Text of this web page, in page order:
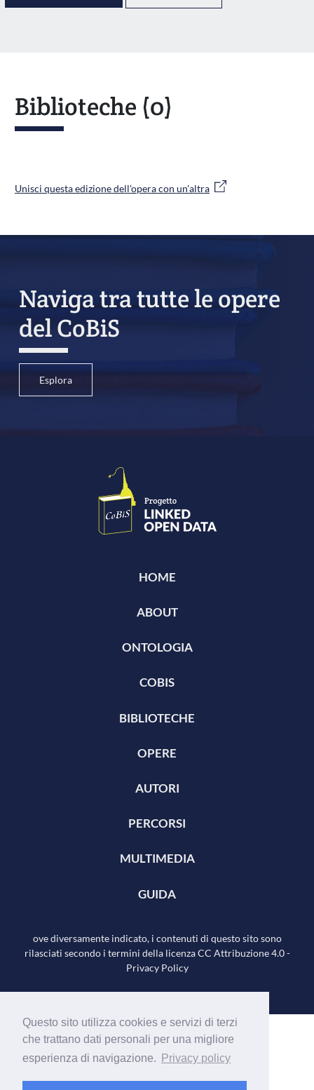
Questo sito utilizza cookies e servizi di terzi
che trattano dati personali per una migliore
esperienza di navigazione.
Privacy policy
Biblioteche (0)
Unisci questa edizione dell'opera con un'altra
Naviga tra tutte le opere
del CoBiS
Esplora
HOME
ABOUT
ONTOLOGIA
COBIS
BIBLIOTECHE
OPERE
AUTORI
PERCORSI
MULTIMEDIA
GUIDA
ove diversamente indicato, i contenuti di questo sito sono
rilasciati secondo i termini della licenza CC Attribuzione 4.0-
Privacy Policy